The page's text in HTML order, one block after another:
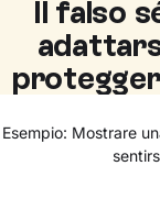
Il falso
Esempio: Mostrare